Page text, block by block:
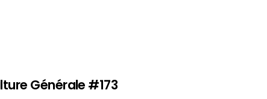
Générale #173